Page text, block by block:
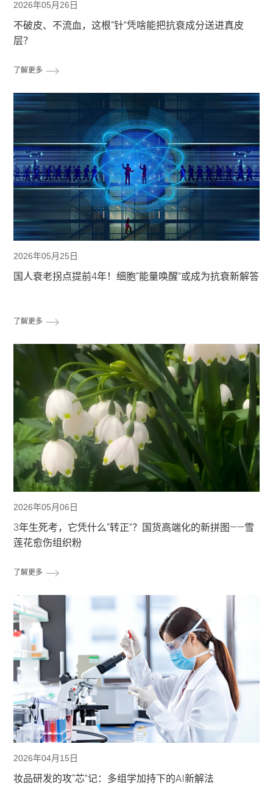
2026年05月26日
不破皮、不流血，这根“针”凭啥能把抗衰成分送进真皮
层？
了解更多
2026年05月25日
国人衰老拐点提前4年！细胞“能量唤醒”或成为抗衰新解答
了解更多
2026年05月06日
3年生死考，它凭什么“转正”？国货高端化的新拼图——雪
莲花愈伤组织粉
了解更多
2026年04月15日
妆品研发的攻“芯”记：多组学加持下的AI新解法